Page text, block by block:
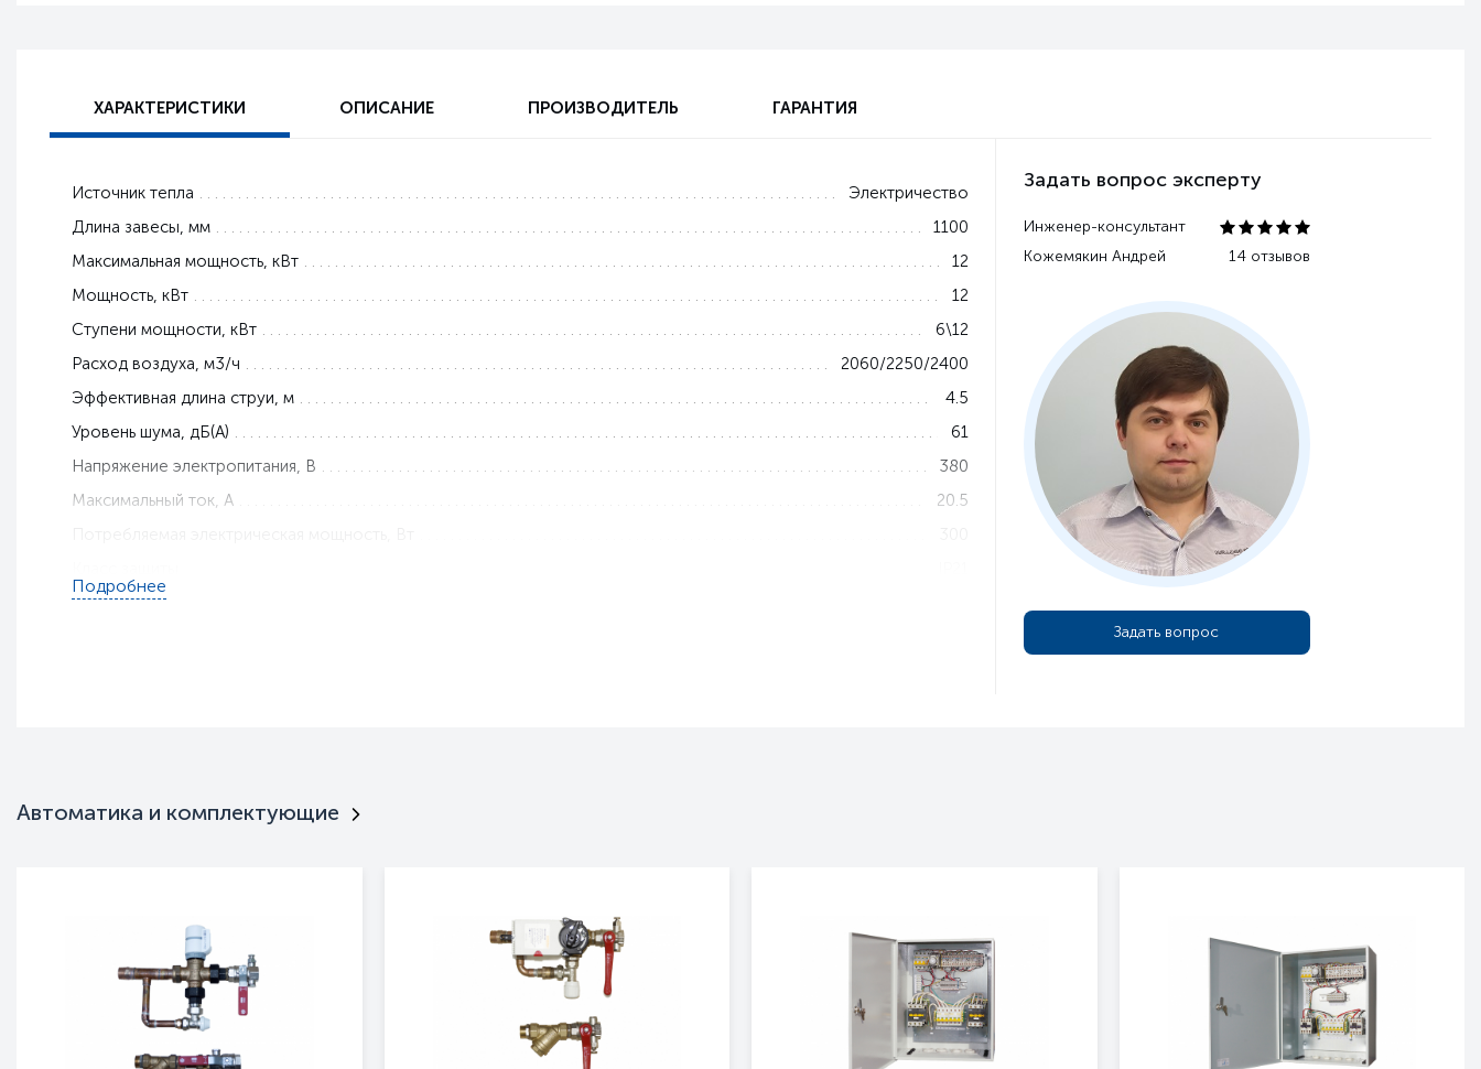
ХАРАКТЕРИСТИКИ ОПИСАНИЕ ПРОИЗВОДИТЕЛЬ ГАРАНТИЯ
Задать вопрос эксперту
Инженер-консультант
Кожемякин Андрей
14 отзывов
Задать вопрос
Источник тепла
Электричество
Длина завесы, мм
1100
Максимальная мощность, кВт
12
Мощность, кВт
12
Ступени мощности, кВт
6\12
Расход воздуха, м3/ч
2060/2250/2400
Эффективная длина струи, м
4.5
Уровень шума, дБ(А)
61
Напряжение электропитания, В
380
Максимальный ток, A
20.5
Тип установки
Нержавейка
Тип оборудования
Электрическая тепловая завеса
Серия
400 Оптима
Подробнее
Автоматика и комплектующие